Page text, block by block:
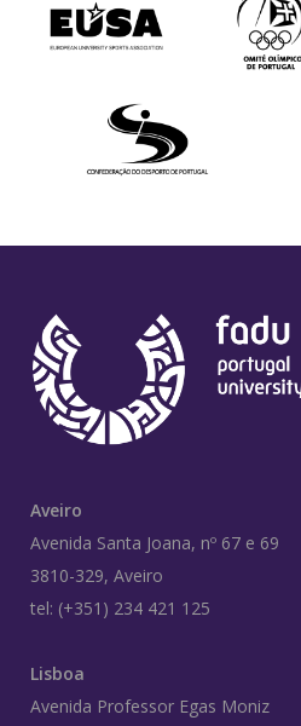
Aveiro
Avenida Santa Joana, nº 67 e 69
3810-329, Aveiro
tel: (+351) 234 421 125
Lisboa
Avenida Professor Egas Moniz